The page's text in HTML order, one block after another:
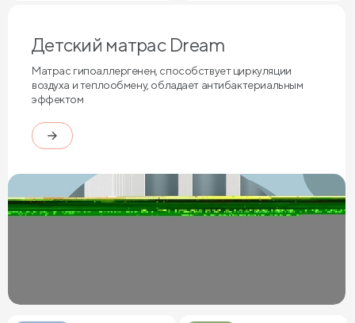
Детский матрас Dream
Матрас гипоаллергенен, способствует циркуляции
воздуха и теплообмену, обладает антибактериальным
эффектом